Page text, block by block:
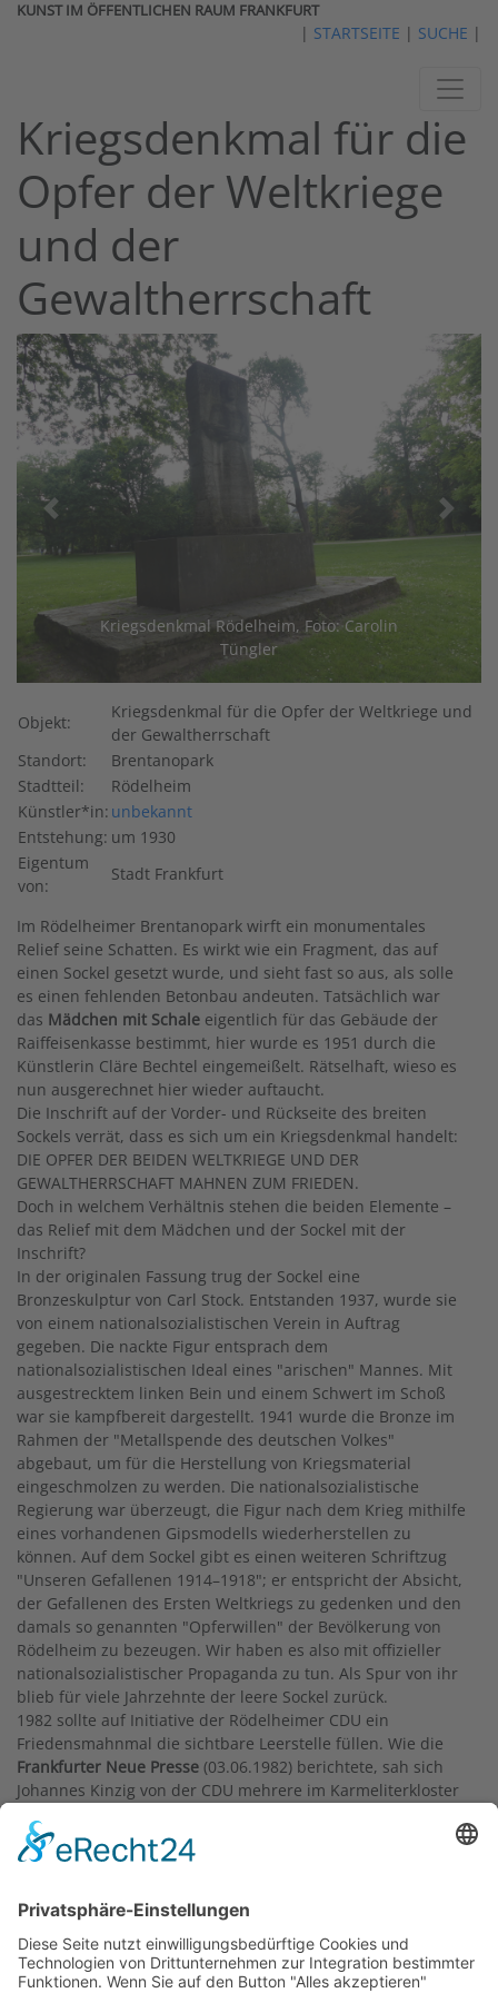
KUNST IM ÖFFENTLICHEN RAUM FRANKFURT
| STARTSEITE | SUCHE |
Kriegsdenkmal für die
Opfer der Weltkriege
und der
Gewaltherrschaft
Kriegsdenkmal Rödelheim, Foto: Carolin
Tüngler
vorheriges
Objekt:
Kriegsdenkmal für die Opfer der Weltkriege und
der Gewaltherrschaft
Standort:
Brentanopark
Stadtteil:
Rödelheim
Künstler*in: unbekannt
Entstehung: um 1930
Eigentum
von:
Stadt Frankfurt
Im Rödelheimer Brentanopark wirft ein monumentales
Relief seine Schatten. Es wirkt wie ein Fragment, das auf
einen Sockel gesetzt wurde, und sieht fast so aus, als solle
es einen fehlenden Betonbau andeuten. Tatsächlich war
das Mädchen mit Schale eigentlich für das Gebäude der
Raiffeisenkasse bestimmt, hier wurde es 1951 durch die
Künstlerin Cläre Bechtel eingemeißelt. Rätselhaft, wieso es
nun ausgerechnet hier wieder auftaucht.
Die Inschrift auf der Vorder- und Rückseite des breiten
Sockels verrät, dass es sich um ein Kriegsdenkmal handelt:
DIE OPFER DER BEIDEN WELTKRIEGE UND DER
GEWALTHERRSCHAFT MAHNEN ZUM FRIEDEN.
Doch in welchem Verhältnis stehen die beiden Elemente –
das Relief mit dem Mädchen und der Sockel mit der
Inschrift?
In der originalen Fassung trug der Sockel eine
Bronzeskulptur von Carl Stock. Entstanden 1937, wurde sie
von einem nationalsozialistischen Verein in Auftrag
gegeben. Die nackte Figur entsprach dem
nationalsozialistischen Ideal eines "arischen" Mannes. Mit
ausgestrecktem linken Bein und einem Schwert im Schoß
war sie kampfbereit dargestellt. 1941 wurde die Bronze im
Rahmen der "Metallspende des deutschen Volkes"
abgebaut, um für die Herstellung von Kriegsmaterial
eingeschmolzen zu werden. Die nationalsozialistische
Regierung war überzeugt, die Figur nach dem Krieg mithilfe
eines vorhandenen Gipsmodells wiederherstellen zu
können. Auf dem Sockel gibt es einen weiteren Schriftzug
"Unseren Gefallenen 1914–1918"; er entspricht der Absicht,
der Gefallenen des Ersten Weltkriegs zu gedenken und den
damals so genannten "Opferwillen" der Bevölkerung von
Rödelheim zu bezeugen. Wir haben es also mit offizieller
nationalsozialistischer Propaganda zu tun. Als Spur von ihr
blieb für viele Jahrzehnte der leere Sockel zurück.
1982 sollte auf Initiative der Rödelheimer CDU ein
Friedensmahnmal die sichtbare Leerstelle füllen. Wie die
Frankfurter Neue Presse (03.06.1982) berichtete, sah sich
Johannes Kinzig von der CDU mehrere im Karmeliterkloster
Hochrelief
Mädchen mit Schale
inhaltliche Verbindung des Reliefs mit dem Thema Frieden
kontroverse Diskussionen in der Gemeinde. So führte
(18.06.1982) aus, dass man böswillig interpretieren könnte,
der Kapitalismus sei auf dem Sockel des